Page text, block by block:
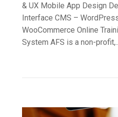
& UX Mobile App Design
Interface CMS –
WooCommerce Online
System AFS is a non-